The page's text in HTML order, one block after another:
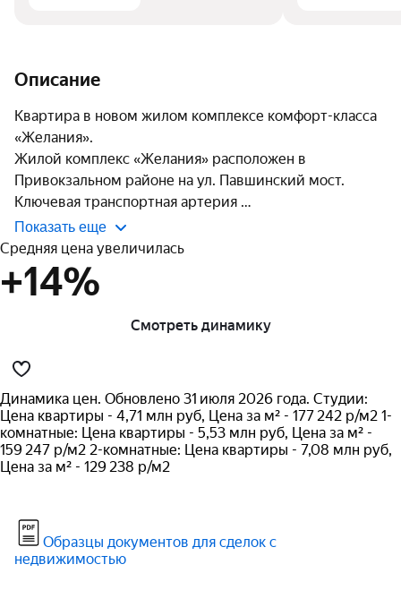
Описание
Квартира в новом жилом комплексе комфорт-класса
«Желания».
Жилой комплекс «Желания» расположен в
Привокзальном районе на ул. Павшинский мост.
Ключевая транспортная артерия
Показать еще
Средняя цена увеличилась
+14%
Смотреть динамику
Динамика цен. Обновлено 31 июля 2026 года. Студии:
Цена квартиры - 4,71 млн руб, Цена за м² - 177 242 р/м2 1-
комнатные: Цена квартиры - 5,53 млн руб, Цена за м² -
159 247 р/м2 2-комнатные: Цена квартиры - 7,08 млн руб,
Цена за м² - 129 238 р/м2
Образцы документов для сделок с
недвижимостью